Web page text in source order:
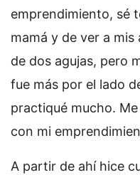
emprendimiento, sé
mamá y de ver a mis
de dos agujas, pero
fue más por el lado
practiqué mucho.
con mi
A partir de ahí hice